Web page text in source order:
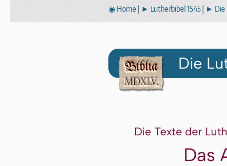
◉ Home ► Lutherbibel 1545 ► Die
Die
Die Texte der
Das